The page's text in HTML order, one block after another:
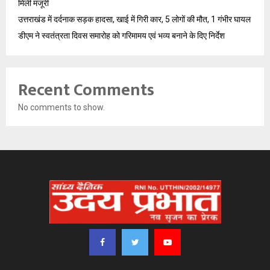
मिली मंजूरी
उत्तराखंड में दर्दनाक सड़क हादसा, खाई में गिरी कार, 5 लोगों की मौत, 1 गंभीर घायल
डीएम ने स्वतंत्रता दिवस समारोह को गरिमामय एवं भव्य बनाने के दिए निर्देश
Recent Comments
No comments to show.